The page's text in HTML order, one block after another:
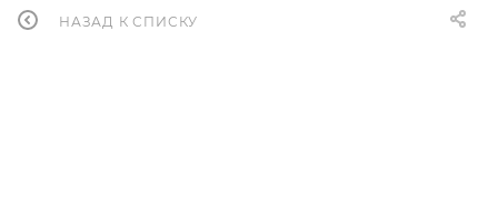
НАЗАД К СПИСКУ